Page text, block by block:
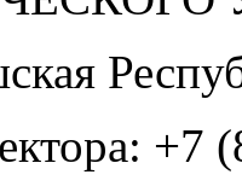
+7